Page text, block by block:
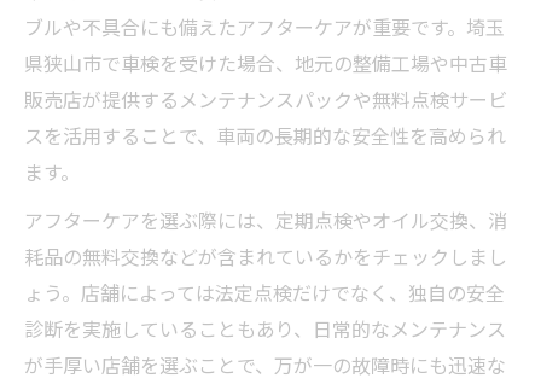
ブルや不具合にも備えたアフターケアが重要です。埼玉
県狭山市で車検を受けた場合、地元の整備工場や中古車
販売店が提供するメンテナンスパックや無料点検サービ
スを活用することで、車両の長期的な安全性を高められ
ます。
アフターケアを選ぶ際には、定期点検やオイル交換、消
耗品の無料交換などが含まれているかをチェックしまし
ょう。店舗によっては法定点検だけでなく、独自の安全
診断を実施していることもあり、日常的なメンテナンス
が手厚い店舗を選ぶことで、万が一の故障時にも迅速な